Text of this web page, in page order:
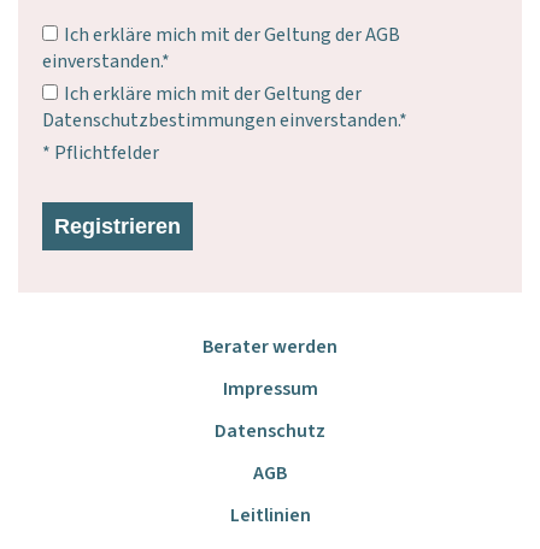
Ich erkläre mich mit der Geltung derAGB
einverstanden.*
Ich erkläre mich mit der Geltung der
Datenschutzbestimmungeneinverstanden.*
* Pflichtfelder
Berater werden
Impressum
Datenschutz
AGB
Leitlinien